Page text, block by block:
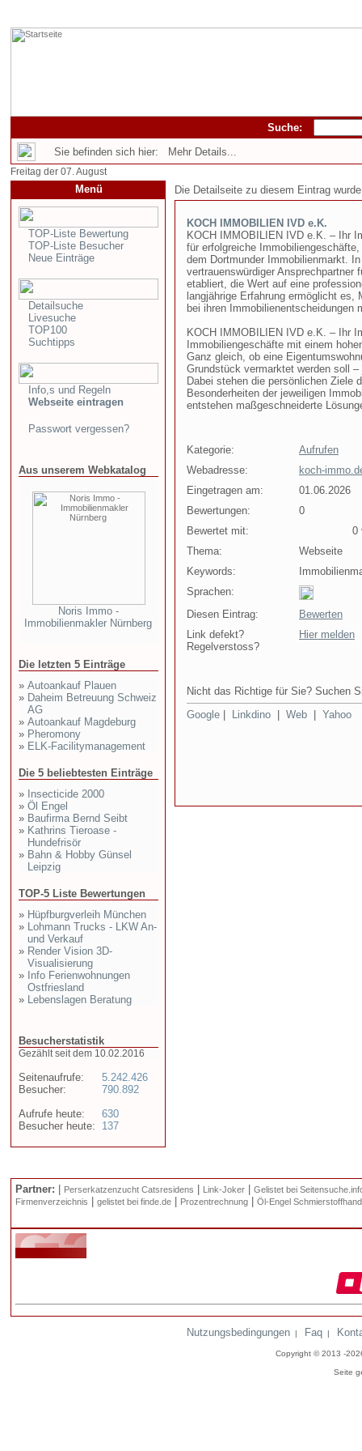
Suche:
Sie befinden sich hier: Mehr Details...
Freitag der 07. August
Menü
TOP-Liste Bewertung
TOP-Liste Besucher
Neue Einträge
Detailsuche
Livesuche
TOP100
Suchtipps
Info,s und Regeln
Webseite eintragen
Passwort vergessen?
Aus unserem Webkatalog
Noris Immo -
Immobilienmakler Nürnberg
Die letzten 5 Einträge
» Autoankauf Plauen
» Daheim Betreuung Schweiz
AG
» Autoankauf Magdeburg
» Pheromony
» ELK-Facilitymanagement
Die 5 beliebtesten Einträge
» Insecticide 2000
» Öl Engel
» Baufirma Bernd Seibt
» Kathrins Tieroase -
Hundefrisör
» Bahn & Hobby Günsel
Leipzig
TOP-5 Liste Bewertungen
» Hüpfburgverleih München
» Lohmann Trucks - LKW An-
und Verkauf
» Render Vision 3D-
Visualisierung
» Info Ferienwohnungen
Ostfriesland
» Lebenslagen Beratung
Besucherstatistik
Gezählt seit dem 10.02.2016
Seitenaufrufe:
Besucher:
Aufrufe heute:
Besucher heute:
5.242.426
790.892
630
137
Die Detailseite zu diesem Eintrag
KOCH IMMOBILIEN IVD e.K.
KOCH IMMOBILIEN IVD e.K. – Ihr
für erfolgreiche
dem Dortmunder Immobilienmarkt.
vertrauenswürdiger Ansprechpartner
etabliert, die Wert auf eine
langjährige Erfahrung ermöglicht es,
bei ihren
KOCH IMMOBILIEN IVD e.K. – Ihr
Immobiliengeschäfte mit einem
Ganz gleich, ob eine
Grundstück vermarktet werden soll
Dabei stehen die persönlichen Ziele
Besonderheiten der jeweiligen
entstehen maßgeschneiderte
Kategorie:
Aufrufen
Webadresse:
koch-
Eingetragen am:
01.06.2026
Bewertungen:
0
Bewertet mit:
0
Thema:
Webseite
Keywords:
Sprachen:
Diesen Eintrag:
Bewerten
Link defekt?
Regelverstoss?
Hier melden
Nicht das Richtige für Sie? Suchen
Google
Linkdino Web Yahoo
Partner: Perserkatzenzucht Catsresidens Link-Joker
Gelistet bei
Firmenverzeichnis
gelistet bei finde.de Prozentrechnung Öl-Engel
Nutzungsbedingungen | Faq |
Copyright © 2013 -
Seite